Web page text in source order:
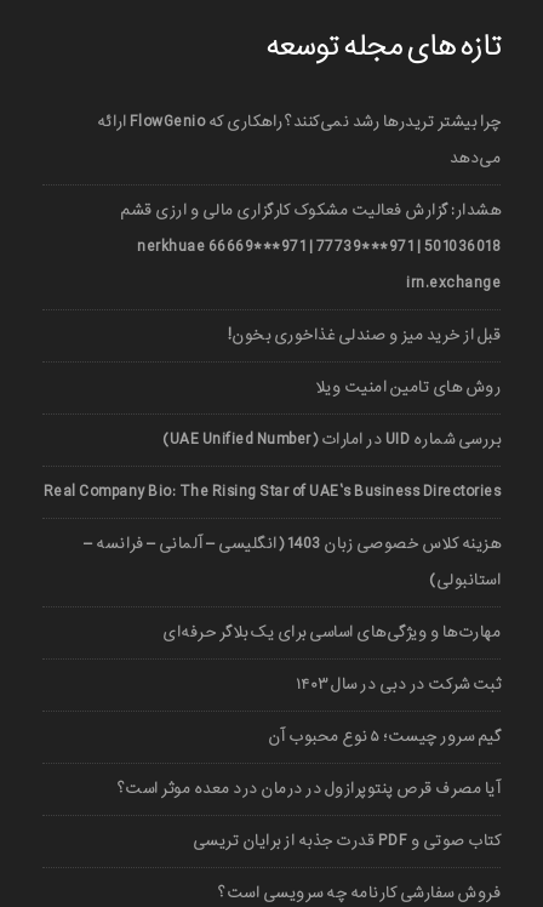
تازه های مجله توسعه
چرا بیشتر تریدرها رشد نمی‌کنند؟ راهکاری که FlowGenio ارائه
می‌دهد
هشدار: گزارش فعالیت مشکوک کارگزاری مالی و ارزی قشم
501036018 | 971***77739 | 971***66669 nerkhuae
irn.exchange
قبل از خرید میز و صندلی غذاخوری بخون!
روش های تامین امنیت ویلا
بررسی شماره UID در امارات (UAE Unified Number)
Real Company Bio: The Rising Star of UAE’s Business Directories
هزینه کلاس خصوصی زبان 1403 (انگلیسی – آلمانی – فرانسه –
استانبولی)
مهارت‌ها و ویژگی‌های اساسی برای یک بلاگر حرفه‌ای
ثبت شرکت در دبی در سال ۱۴۰۳
گیم سرور چیست؛ ۵ نوع محبوب آن
آیا مصرف قرص پنتوپرازول در درمان درد معده موثر است؟
کتاب صوتی و PDF قدرت جذبه از برایان تریسی
فروش سفارشی کارنامه چه سرویسی است؟